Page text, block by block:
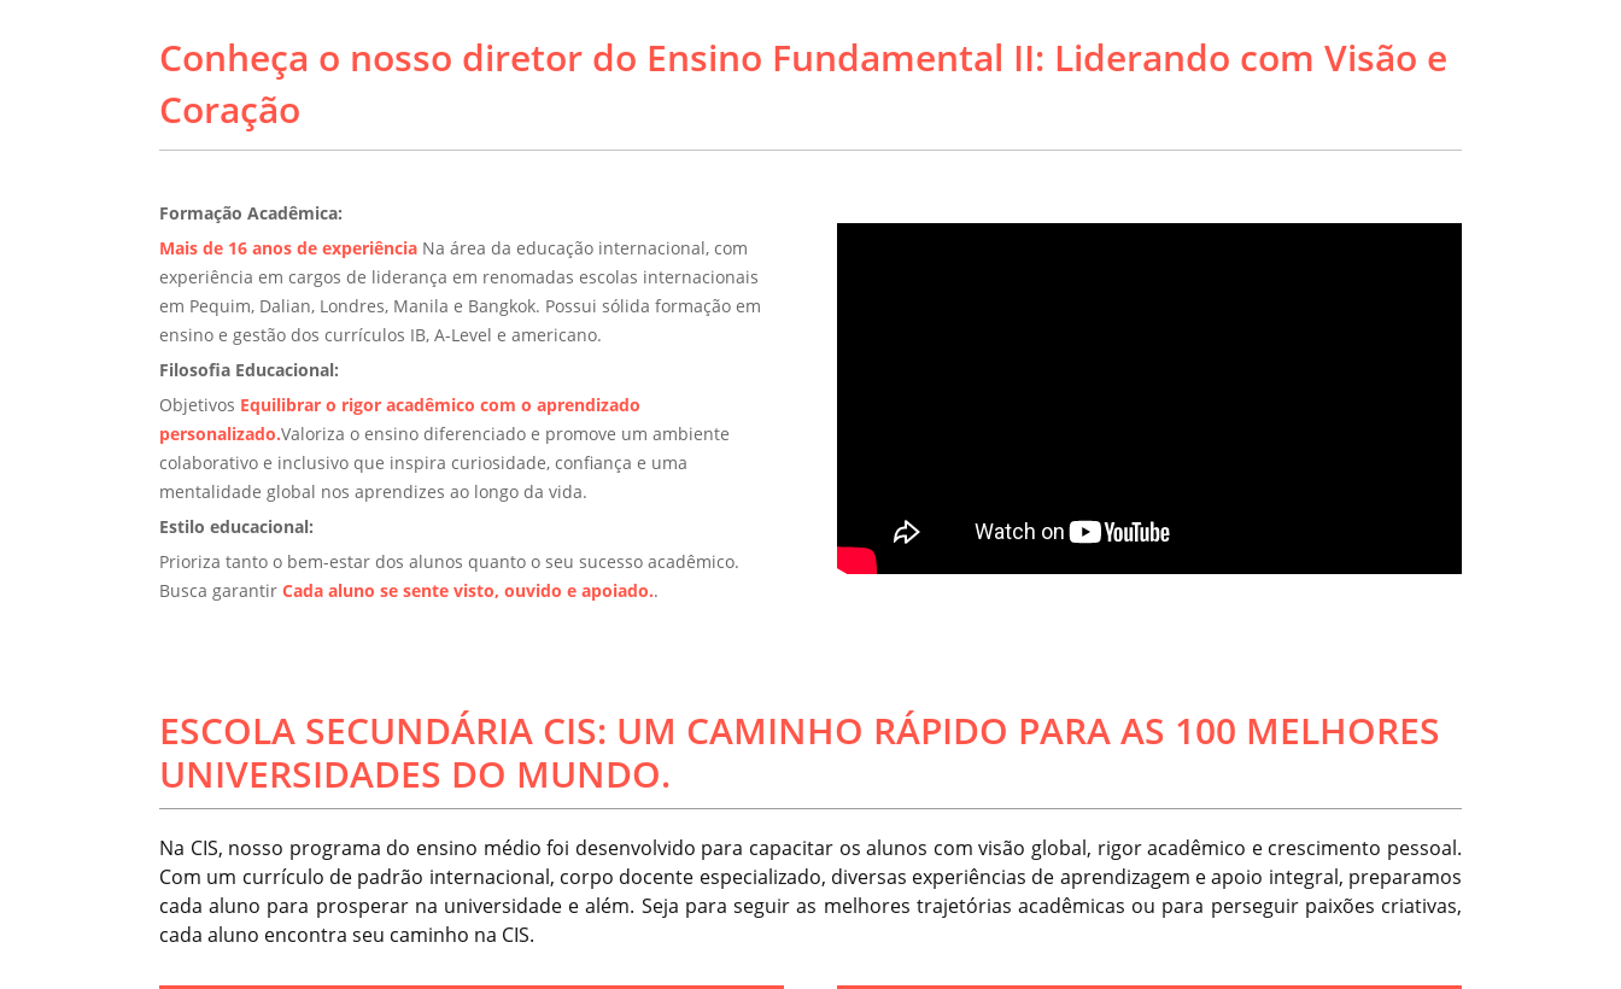
Conheça o nosso diretor do Ensino Fundamental II: Liderando com Visão e
Coração
Formação Acadêmica:
Mais de 16 anos de experiência Na área da educação internacional, com
experiência em cargos de liderança em renomadas escolas internacionais
em Pequim, Dalian, Londres, Manila e Bangkok. Possui sólida formação em
ensino e gestão dos currículos IB, A-Level e americano.
Filosofia Educacional:
Objetivos Equilibrar o rigor acadêmico com o aprendizado
personalizado.Valoriza o ensino diferenciado e promove um ambiente
colaborativo e inclusivo que inspira curiosidade, confiança e uma
mentalidade global nos aprendizes ao longo da vida.
Estilo educacional:
Prioriza tanto o bem-estar dos alunos quanto o seu sucesso acadêmico.
Busca garantir Cada aluno se sente visto, ouvido e apoiado..
ESCOLA SECUNDÁRIA CIS: UM CAMINHO RÁPIDO PARA AS 100 MELHORES
UNIVERSIDADES DO MUNDO.
Na CIS, nosso programa do ensino médio foi desenvolvido para capacitar os alunos com visão global, rigor acadêmico e crescimento pessoal.
Com um currículo de padrão internacional, corpo docente especializado, diversas experiências de aprendizagem e apoio integral, preparamos
cada aluno para prosperar na universidade e além. Seja para seguir as melhores trajetórias acadêmicas ou para perseguir paixões criativas,
cada aluno encontra seu caminho na CIS.